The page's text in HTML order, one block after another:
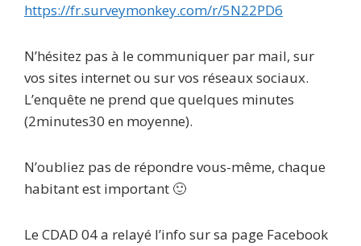
https://fr.surveymonkey.com/r/5N22PD6
N’hésitez pas à le communiquer par mail, sur
vos sites internet ou sur vos réseaux sociaux.
L’enquête ne prend que quelques minutes
(2minutes30 en moyenne).
N’oubliez pas de répondre vous-même, chaque
habitant est important 🙂
Le CDAD 04 a relayé l’info sur sa page Facebook